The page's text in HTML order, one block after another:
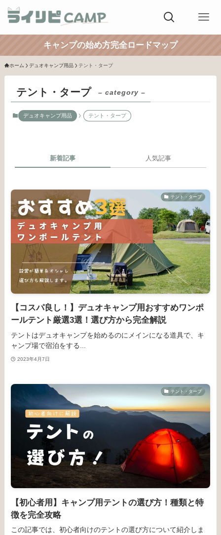
キャンプの始め方完全ロードマップ
ホーム デュオキャンプ用品 テント・タープ
テント・タープ – category –
デュオキャンプ用品 テント・タープ
新着記事 人気記事
テント・タープ
【コスパ良し！】デュオキャンプ用おすすめワンポ
ールテント厳選3選！選び方から完全解説
テントはデュオキャンプを始めるのにメインになる道具で、キ
ャンプ場で宿泊をする...
2023年4月7日
テント・タープ
【初心者用】キャンプ用テントの選び方！種類と特
徴を完全攻略
この記事では、初心者向けのテントの選び方について紹介しま